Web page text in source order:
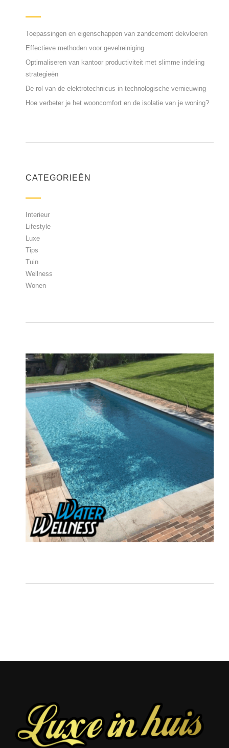
Toepassingen en eigenschappen van zandcement dekvloeren
Effectieve methoden voor gevelreiniging
Optimaliseren van kantoor productiviteit met slimme indeling
strategieën
De rol van de elektrotechnicus in technologische vernieuwing
Hoe verbeter je het wooncomfort en de isolatie van je woning?
CATEGORIEËN
Interieur
Lifestyle
Luxe
Tips
Tuin
Wellness
Wonen